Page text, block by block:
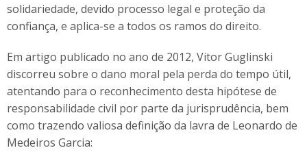
solidariedade, devido processo legal e proteção da
confiança, e aplica-se a todos os ramos do direito.
Em artigo publicado no ano de 2012, Vitor Guglinski
discorreu sobre o dano moral pela perda do tempo útil,
atentando para o reconhecimento desta hipótese de
responsabilidade civil por parte da jurisprudência, bem
como trazendo valiosa definição da lavra de Leonardo de
Medeiros Garcia: